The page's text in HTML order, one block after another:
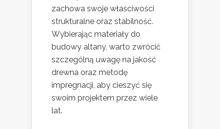
zachowa swoje właściwości
strukturalne oraz stabilność.
Wybierając materiały do
budowy altany, warto zwrócić
szczególną uwagę na jakość
drewna oraz metodę
impregnacji, aby cieszyć się
swoim projektem przez wiele
lat.